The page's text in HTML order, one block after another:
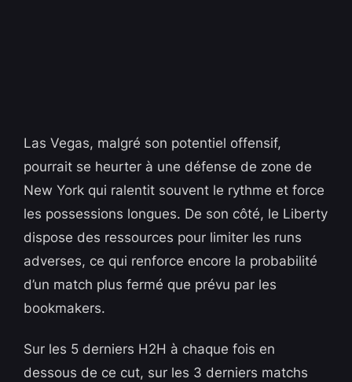
Las Vegas, malgré son potentiel offensif,
pourrait se heurter à une défense de zone de
New York qui ralentit souvent le rythme et force
les possessions longues. De son côté, le Liberty
dispose des ressources pour limiter les runs
adverses, ce qui renforce encore la probabilité
d’un match plus fermé que prévu par les
bookmakers.
Sur les 5 derniers H2H à chaque fois en
dessous de ce cut, sur les 3 derniers matchs